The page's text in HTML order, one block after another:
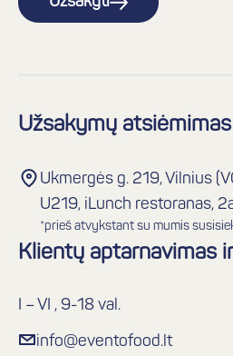
Užsakymų atsiėmimas
Ukmergės g. 219, Vilnius
U219, iLunch restoranas,
*prieš atvykstant su mumis
Klientų aptarnavimas
I – VI , 9-18 val.
info@eventofood.lt